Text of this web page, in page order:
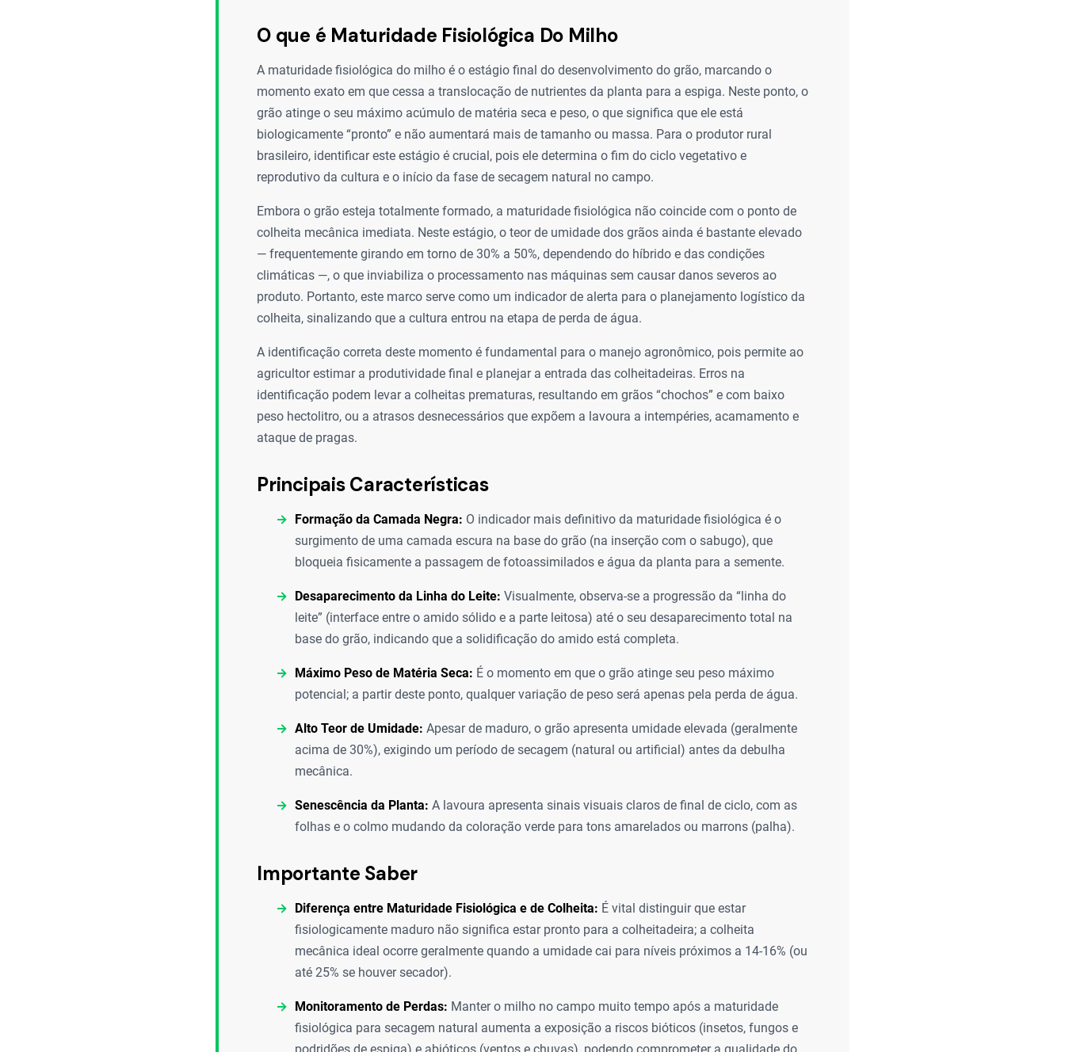
O que é Maturidade Fisiológica Do Milho
A maturidade fisiológica do milho é o estágio final do desenvolvimento do grão, marcando o
momento exato em que cessa a translocação de nutrientes da planta para a espiga. Neste ponto, o
grão atinge o seu máximo acúmulo de matéria seca e peso, o que significa que ele está
biologicamente “pronto” e não aumentará mais de tamanho ou massa. Para o produtor rural
brasileiro, identificar este estágio é crucial, pois ele determina o fim do ciclo vegetativo e
reprodutivo da cultura e o início da fase de secagem natural no campo.
Embora o grão esteja totalmente formado, a maturidade fisiológica não coincide com o ponto de
colheita mecânica imediata. Neste estágio, o teor de umidade dos grãos ainda é bastante elevado
— frequentemente girando em torno de 30% a 50%, dependendo do híbrido e das condições
climáticas —, o que inviabiliza o processamento nas máquinas sem causar danos severos ao
produto. Portanto, este marco serve como um indicador de alerta para o planejamento logístico da
colheita, sinalizando que a cultura entrou na etapa de perda de água.
A identificação correta deste momento é fundamental para o manejo agronômico, pois permite ao
agricultor estimar a produtividade final e planejar a entrada das colheitadeiras. Erros na
identificação podem levar a colheitas prematuras, resultando em grãos “chochos” e com baixo
peso hectolitro, ou a atrasos desnecessários que expõem a lavoura a intempéries, acamamento e
ataque de pragas.
Principais Características
Formação da Camada Negra: O indicador mais definitivo da maturidade fisiológica é o
surgimento de uma camada escura na base do grão (na inserção com o sabugo), que
bloqueia fisicamente a passagem de fotoassimilados e água da planta para a semente.
Desaparecimento da Linha do Leite: Visualmente, observa-se a progressão da “linha do
leite” (interface entre o amido sólido e a parte leitosa) até o seu desaparecimento total na
base do grão, indicando que a solidificação do amido está completa.
Máximo Peso de Matéria Seca: É o momento em que o grão atinge seu peso máximo
potencial; a partir deste ponto, qualquer variação de peso será apenas pela perda de água.
Alto Teor de Umidade: Apesar de maduro, o grão apresenta umidade elevada (geralmente
acima de 30%), exigindo um período de secagem (natural ou artificial) antes da debulha
mecânica.
Senescência da Planta: A lavoura apresenta sinais visuais claros de final de ciclo, com as
folhas e o colmo mudando da coloração verde para tons amarelados ou marrons (palha).
Importante Saber
Diferença entre Maturidade Fisiológica e de Colheita: É vital distinguir que estar
fisiologicamente maduro não significa estar pronto para a colheitadeira; a colheita
mecânica ideal ocorre geralmente quando a umidade cai para níveis próximos a 14-16% (ou
até 25% se houver secador).
Monitoramento de Perdas: Manter o milho no campo muito tempo após a maturidade
fisiológica para secagem natural aumenta a exposição a riscos bióticos (insetos, fungos e